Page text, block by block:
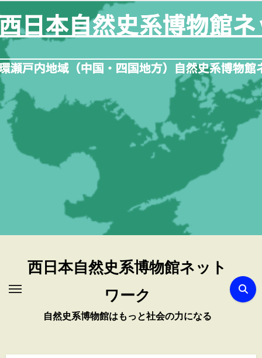
容
を
ス
キ
ッ
プ
西日本自然史系博物館ネット
ワーク
自然史系博物館はもっと社会の力になる